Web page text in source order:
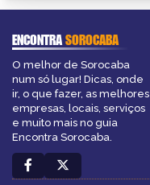
ENCONTRASOROCABA
O melhor de Sorocaba
num só lugar! Dicas, onde
ir, o que fazer, as melhores
empresas, locais, serviços
e muito mais no guia
Encontra Sorocaba.